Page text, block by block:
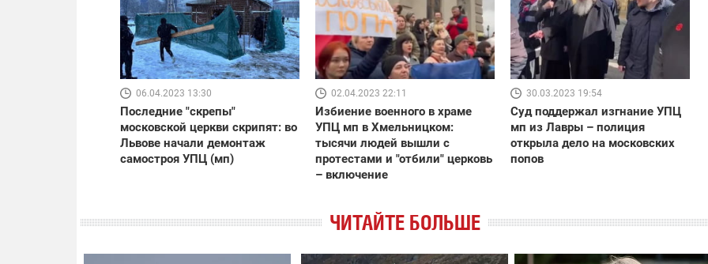
06.04.2023 13:30
Последние "скрепы"
московской церкви скрипят: во
Львове начали демонтаж
самостроя УПЦ (мп)
02.04.2023 22:11
Избиение военного в храме
УПЦ мп в Хмельницком:
тысячи людей вышли с
протестами и "отбили" церковь
– включение
30.03.2023 19:54
Суд поддержал изгнание УПЦ
мп из Лавры – полиция
открыла дело на московских
попов
ЧИТАЙТЕ БОЛЬШЕ